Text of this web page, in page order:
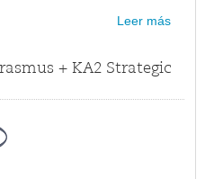
Leer más
+ KA2 Strategic